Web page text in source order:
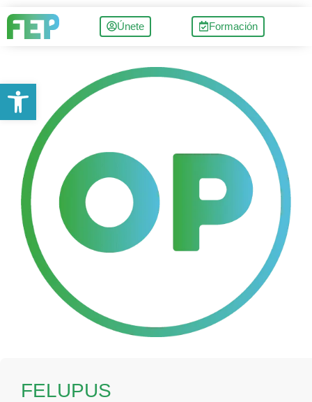
Únete Formación
FELUPUS
Abrir barra de herramientas